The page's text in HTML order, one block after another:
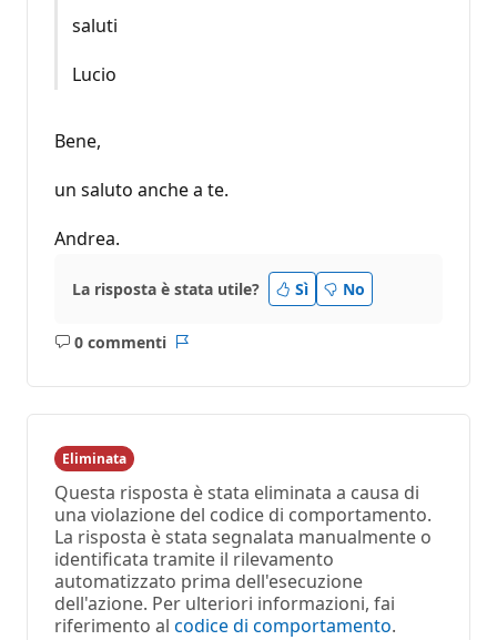
saluti
Lucio
Bene,
un saluto anche a te.
Andrea.
La risposta è stata utile? Sì No
0 commenti
Nessun
Eliminata
Questa risposta è stata eliminata a causa di
una violazione del codice di comportamento.
La risposta è stata segnalata manualmente o
identificata tramite il rilevamento
automatizzato prima dell'esecuzione
dell'azione. Per ulteriori informazioni, fai
riferimento al codice di comportamento.